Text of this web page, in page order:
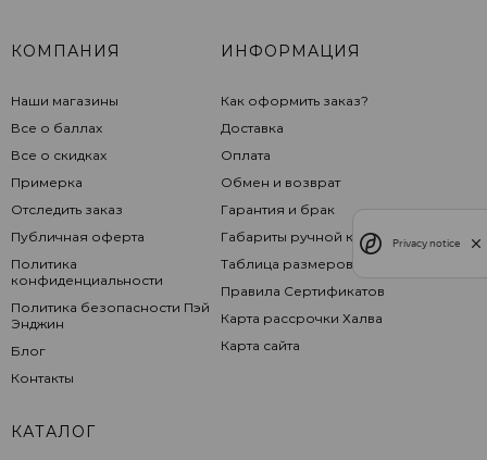
КОМПАНИЯ
Наши магазины
Все о баллах
Все о скидках
Примерка
Отследить заказ
Публичная оферта
Политика
конфиденциальности
Политика безопасности Пэй
Энджин
Блог
Контакты
ИНФОРМАЦИЯ
Как оформить заказ?
Доставка
Оплата
Обмен и возврат
Гарантия и брак
Габариты ручной клади
Таблица размеров
Правила Сертификатов
Карта рассрочки Халва
Карта сайта
КАТАЛОГ
Privacy notice